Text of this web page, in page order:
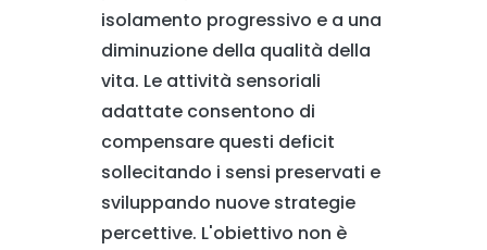
isolamento progressivo e a una
diminuzione della qualità della
vita. Le attività sensoriali
adattate consentono di
compensare questi deficit
sollecitando i sensi preservati e
sviluppando nuove strategie
percettive. L'obiettivo non è